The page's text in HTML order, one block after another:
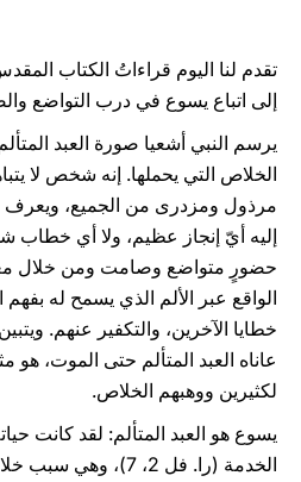
تقدم لنا اليوم قراءاتُ الكتاب
إلى اتباع يسوع في درب التواضع
الخلاص التي يحملها. إنه شخص لا
مرذول ومزدرى من الجميع،
إليه أيّ إنجاز عظيم، ولا أي خطاب
حضورٍ متواضع وصامت ومن خلال
الواقع عبر الألم الذي يسمح له بفهم
خطايا الآخرين، والتكفير عنهم.
عاناه العبد المتألم حتى الموت، هو
لكثيرين ووهبهم الخلاص.
يسوع هو العبد المتألم: لقد كانت
الخدمة (را. فل 2، 7)،